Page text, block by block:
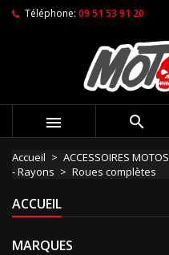
Téléphone: 09 51 53 91 20
 
Accueil ACCESSOIRES MOTOS
- Rayons
Roues complètes
ACCUEIL
MARQUES